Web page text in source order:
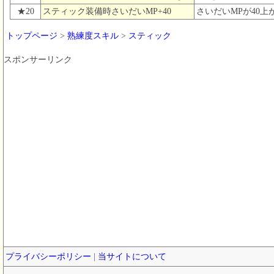
★20
スティック装備時さいだいMP+40 さいだいMPが40上
トップページ > 熟練度スキル > スティック
スポンサーリンク
プライバシーポリシー 当サイトについて